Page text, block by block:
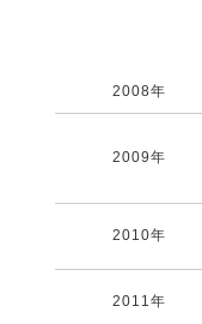
2008年
2009年
2010年
2011年